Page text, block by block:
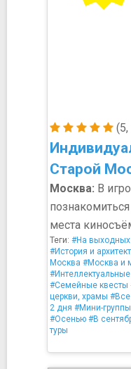
Старой
Москва: В
места
Теги: #На выходных
#История и
Москва #Москва и
#Семейные квесты
церкви, храмы #Все
2 дня #Мини-группы
#Осенью #В
туры